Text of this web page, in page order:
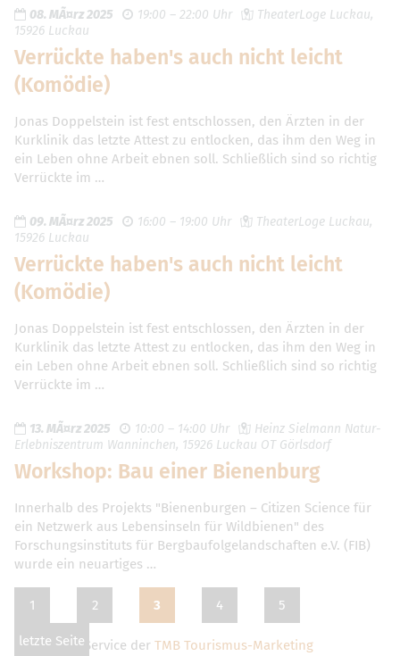
08. MÃ¤rz 2025 19:00 – 22:00 Uhr
TheaterLoge Luckau,
15926 Luckau
Verrückte haben's auch nicht leicht
(Komödie)
Jonas Doppelstein ist fest entschlossen, den Ärzten in der
Kurklinik das letzte Attest zu entlocken, das ihm den Weg in
ein Leben ohne Arbeit ebnen soll. Schließlich sind so richtig
Verrückte im …
09. MÃ¤rz 2025 16:00 – 19:00 Uhr
TheaterLoge Luckau,
15926 Luckau
Verrückte haben's auch nicht leicht
(Komödie)
Jonas Doppelstein ist fest entschlossen, den Ärzten in der
Kurklinik das letzte Attest zu entlocken, das ihm den Weg in
ein Leben ohne Arbeit ebnen soll. Schließlich sind so richtig
Verrückte im …
13. MÃ¤rz 2025 10:00 – 14:00 Uhr
Heinz Sielmann Natur-
Erlebniszentrum Wanninchen, 15926 Luckau OT Görlsdorf
Workshop: Bau einer Bienenburg
Innerhalb des Projekts "Bienenburgen – Citizen Science für
ein Netzwerk aus Lebensinseln für Wildbienen" des
Forschungsinstituts für Bergbaufolgelandschaften e.V. (FIB)
wurde ein neuartiges …
1 2 3 4 5
letzte Seite
Dies ist ein Service der TMB Tourismus-Marketing